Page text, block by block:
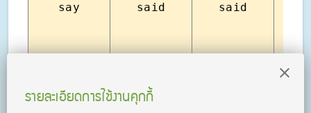
say said said
see saw
รายละเอียดการใช้งานคุกกี้